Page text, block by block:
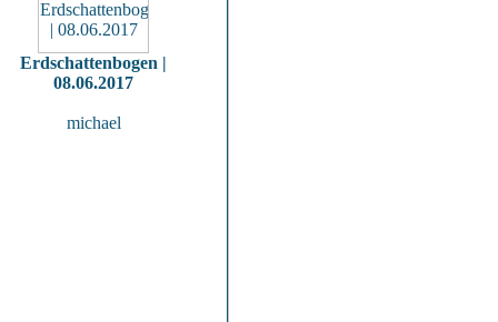
Erdschattenbogen |
08.06.2017
michael